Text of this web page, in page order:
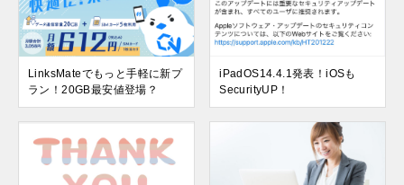
LinksMateでもっと手軽に新プ
ラン！20GB最安値登場？
iPadOS14.4.1発表！iOSも
SecurityUP！